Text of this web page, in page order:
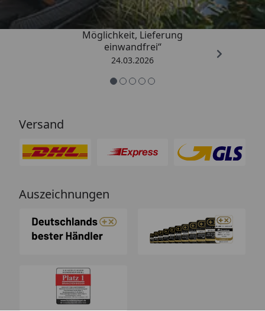
„Einfache Bestellung, Skonto
Möglichkeit, Lieferung
einwandfrei“
24.03.2026
Versand
Auszeichnungen